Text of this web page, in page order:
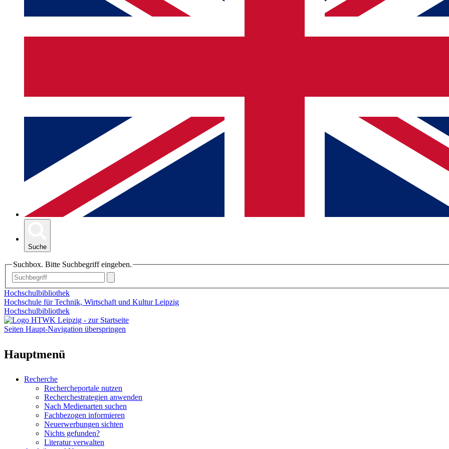
Suche
Suchbox. Bitte Suchbegriff eingeben.
Hochschulbibliothek
Hochschule für Technik, Wirtschaft und Kultur Leipzig
Hochschulbibliothek
Seiten Haupt-Navigation überspringen
Hauptmenü
Recherche
Rechercheportale nutzen
Recherchestrategien anwenden
Nach Medienarten suchen
Fachbezogen informieren
Neuerwerbungen sichten
Nichts gefunden?
Literatur verwalten